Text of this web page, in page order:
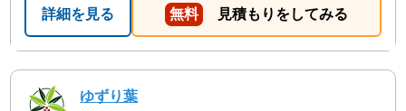
詳細を見る 無料 見積もりをしてみる
ゆずり葉